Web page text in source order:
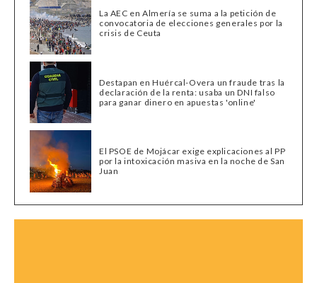
La AEC en Almería se suma a la petición de
convocatoria de elecciones generales por la
crisis de Ceuta
Destapan en Huércal-Overa un fraude tras la
declaración de la renta: usaba un DNI falso
para ganar dinero en apuestas 'online'
El PSOE de Mojácar exige explicaciones al PP
por la intoxicación masiva en la noche de San
Juan